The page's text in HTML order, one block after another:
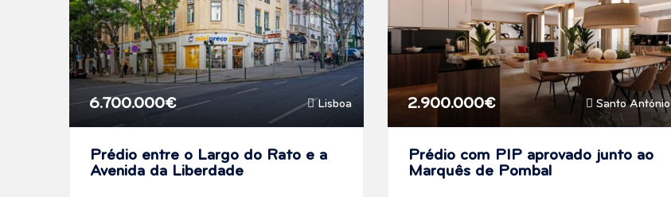
Lisboa
6.700.000€
Prédio entre o Largo do Rato e a
Avenida da Liberdade
Santo António
2.900.000€
Prédio com PIP aprovado junto ao
Marquês de Pombal